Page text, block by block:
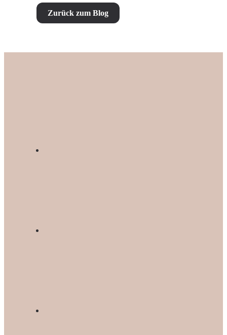
Zurück zum Blog